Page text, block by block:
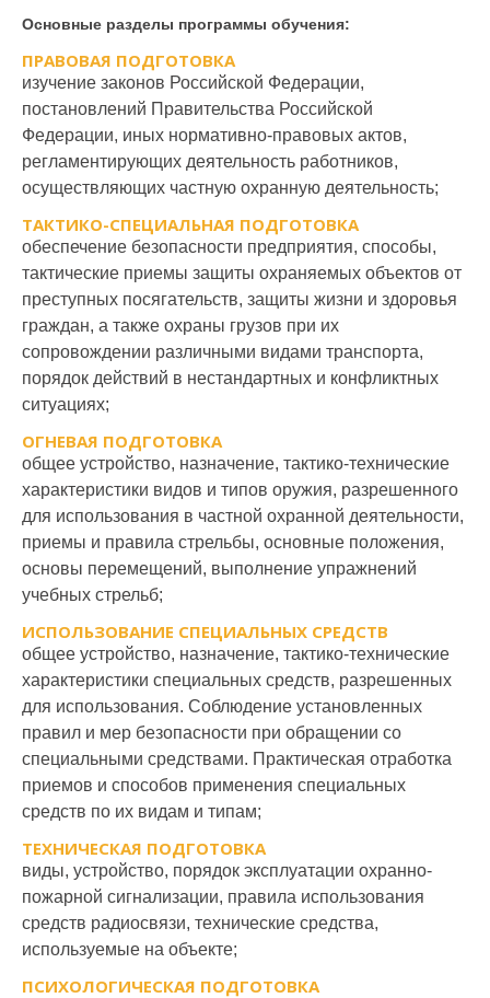
№п/
п
Наименование учебной
дисциплины
4
разрядразряд
2
Тактико-специальная
подготовка
5
4 Психологическая подготовка
5 Огневая подготовка - 9
специальных средств
7 Первая помощь 8 8
8
Специальная физическая
подготовка
4 4
Противодействие
терроризму
Итоговая аттестация
Итого 40
Основные разделы программы обучения:
ПРАВОВАЯ ПОДГОТОВКА
изучение законов Российской Федерации,
постановлений Правительства Российской
Федерации, иных нормативно-правовых актов,
регламентирующих деятельность работников,
осуществляющих частную охранную деятельность;
ТАКТИКО-СПЕЦИАЛЬНАЯ ПОДГОТОВКА
обеспечение безопасности предприятия, способы,
тактические приемы защиты охраняемых объектов от
преступных посягательств, защиты жизни и здоровья
граждан, а также охраны грузов при их
сопровождении различными видами транспорта,
порядок действий в нестандартных и конфликтных
ситуациях;
ОГНЕВАЯ ПОДГОТОВКА
общее устройство, назначение, тактико-технические
характеристики видов и типов оружия, разрешенного
для использования в частной охранной деятельности,
приемы и правила стрельбы, основные положения,
основы перемещений, выполнение упражнений
учебных стрельб;
ИСПОЛЬЗОВАНИЕ СПЕЦИАЛЬНЫХ СРЕДСТВ
общее устройство, назначение, тактико-технические
характеристики специальных средств, разрешенных
для использования. Соблюдение установленных
правил и мер безопасности при обращении со
специальными средствами. Практическая отработка
приемов и способов применения специальных
средств по их видам и типам;
ТЕХНИЧЕСКАЯ ПОДГОТОВКА
виды, устройство, порядок эксплуатации охранно-
пожарной сигнализации, правила использования
средств радиосвязи, технические средства,
используемые на объекте;
ПСИХОЛОГИЧЕСКАЯ ПОДГОТОВКА